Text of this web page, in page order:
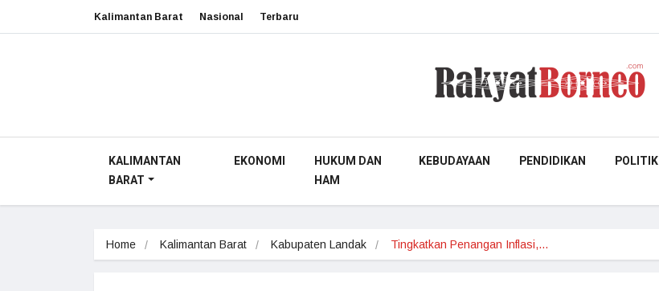
Kalimantan Barat Nasional Terbaru
KALIMANTAN
BARAT
EKONOMI
HUKUM DAN
HAM
KEBUDAYAAN PENDIDIKAN POLITIK
Home Kalimantan Barat Kabupaten Landak Tingkatkan Penangan Inflasi,…